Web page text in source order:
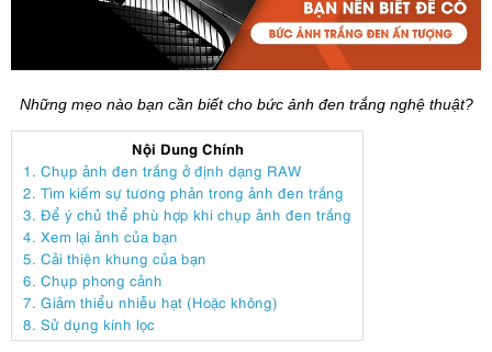
Những mẹo nào bạn cần biết cho bức ảnh đen trắng nghệ thuật?
Nội Dung Chính
1. Chụp ảnh đen trắng ở định dạng RAW
2. Tìm kiếm sự tương phản trong ảnh đen trắng
3. Để ý chủ thể phù hợp khi chụp ảnh đen trắng
4. Xem lại ảnh của bạn
5. Cải thiện khung của bạn
6. Chụp phong cảnh
7. Giảm thiểu nhiễu hạt (Hoặc không)
8. Sử dụng kính lọc